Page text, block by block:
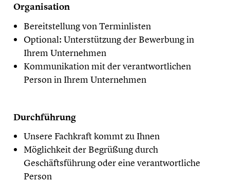
Organisation
Bereitstellung von Terminlisten
Optional: Unterstützung der Bewerbung in
Ihrem Unternehmen
Kommunikation mit der verantwortlichen
Person in Ihrem Unternehmen
Durchführung
Unsere Fachkraft kommt zu Ihnen
Möglichkeit der Begrüßung durch
Geschäftsführung oder eine verantwortliche
Person